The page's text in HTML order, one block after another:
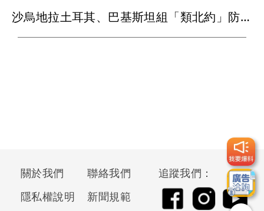
沙烏地拉土耳其、巴基斯坦組「類北約」防線 遭攻擊視同三國開戰
關於我們
聯絡我們
隱私權說明
新聞規範
追蹤我們：